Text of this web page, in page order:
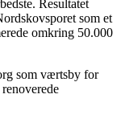
Resultatet
som et
omkring 50.000
som værtsby for